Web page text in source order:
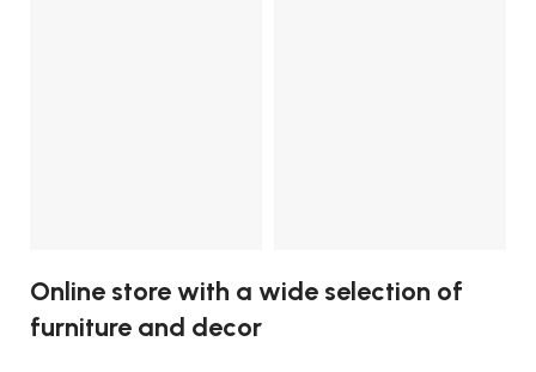
Online store with a wide selection of
furniture and decor